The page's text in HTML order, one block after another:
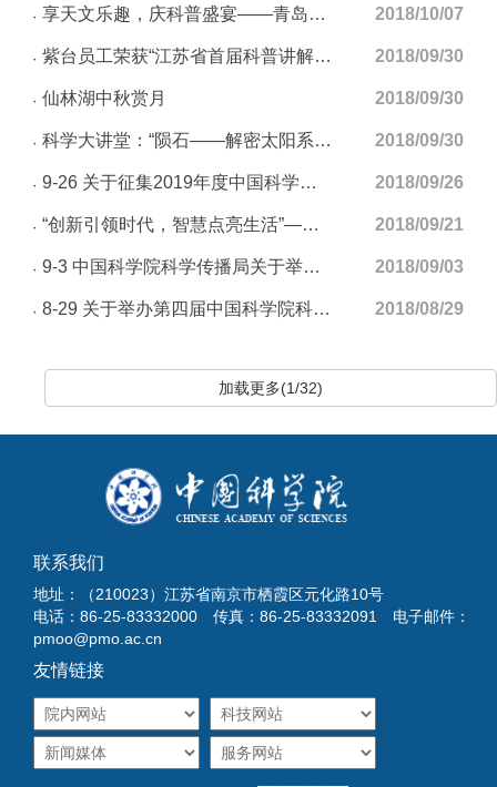
享天文乐趣，庆科普盛宴——青岛观象台开展2018年全国科普日系列活动 2018/10/07
紫台员工荣获“江苏省首届科普讲解大赛”优秀奖 2018/09/30
仙林湖中秋赏月 2018/09/30
科学大讲堂：“陨石——解密太阳系的前世今生” 2018/09/30
9-26 关于征集2019年度中国科学院科普项目的通知 2018/09/26
“创新引领时代，智慧点亮生活”——紫金山天文台参加2018年全国科普日南京市主场活动 2018/09/21
9-3 中国科学院科学传播局关于举办科学实验展演汇演的通知 2018/09/03
8-29 关于举办第四届中国科学院科普微视频创意大赛的通知 2018/08/29
加载更多(1/32)
联系我们
地址：（210023）江苏省南京市栖霞区元化路10号
电话：86-25-83332000 传真：86-25-83332091 电子邮件：
pmoo@pmo.ac.cn
友情链接